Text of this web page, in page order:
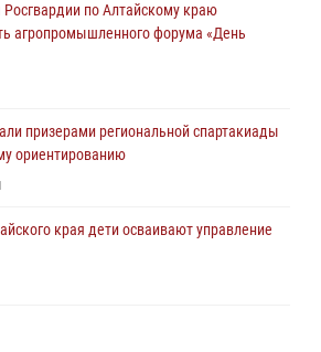
встречу с юными пограничниками
Алтайскому краю провело для детей
охраны Росгвардии по
по Алтайскому краю
агропромышленного форума «День
призерами региональной спартакиады
ориентированию
края дети осваивают управление